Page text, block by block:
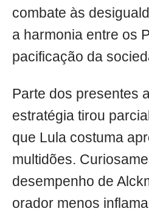
combate às
a harmonia entre os
pacificação da
Parte dos presentes
estratégia tirou
que Lula costuma
multidões.
desempenho de
orador menos